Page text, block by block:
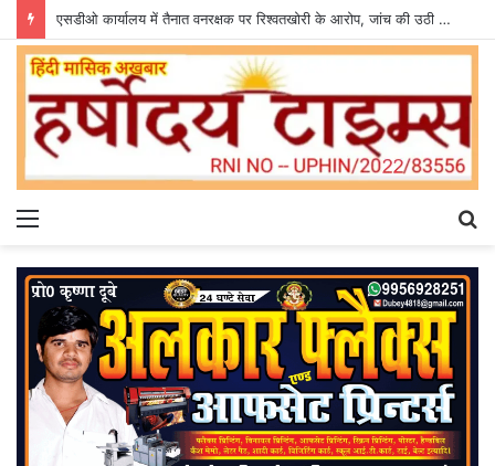
एसडीओ कार्यालय में तैनात वनरक्षक पर रिश्वतखोरी के आरोप, जांच की उठी मांग
Menu